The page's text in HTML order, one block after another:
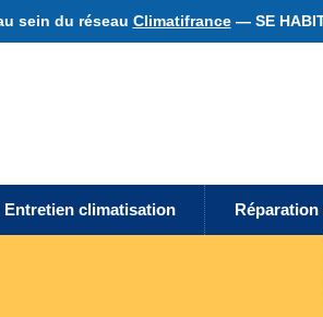
sein du réseau Climatifrance— SE
Entretien climatisation